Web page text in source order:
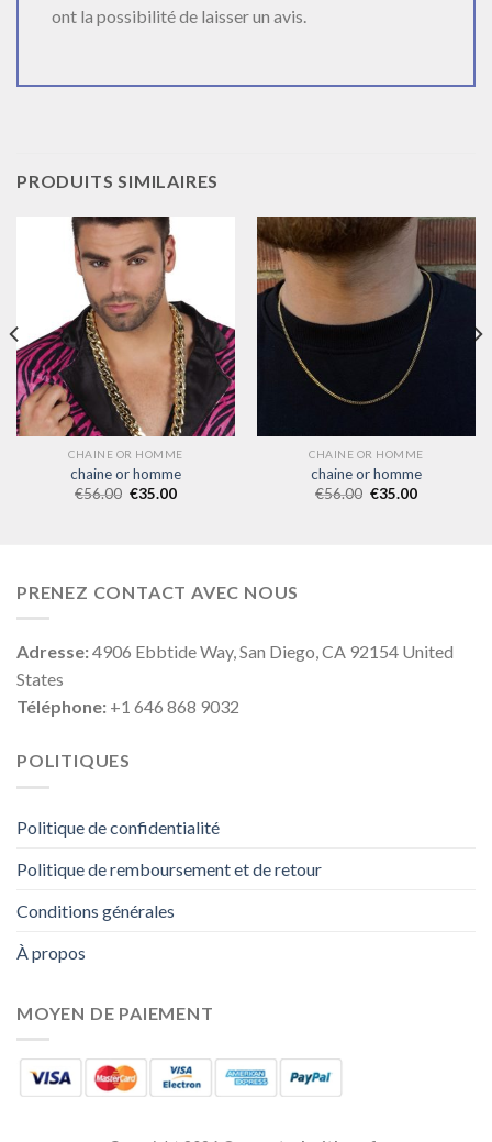
ont la possibilité de laisser un avis.
PRODUITS SIMILAIRES
CHAINE OR HOMME
chaine or homme
€56.00 €35.00
CHAINE OR HOMME
chaine or homme
€56.00 €35.00
PRENEZ CONTACT AVEC NOUS
Adresse:4906 Ebbtide Way, San Diego, CA 92154 United
States
Téléphone: +1 646 868 9032
POLITIQUES
Politique de confidentialité
Politique de remboursement et de retour
Conditions générales
À propos
MOYEN DE PAIEMENT